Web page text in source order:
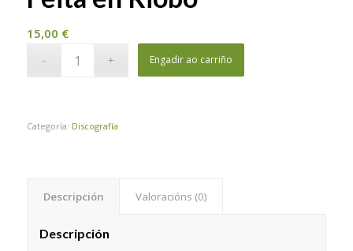
15,00 €
Engadir ao carriño
Categoría: Discografía
Descripción Valoracións (0)
Descripción